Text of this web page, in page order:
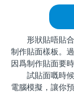
形狀貼唔貼合
制作貼面樣板。
因爲制作貼面要時
試貼面嘅時候
電腦模擬，讓你